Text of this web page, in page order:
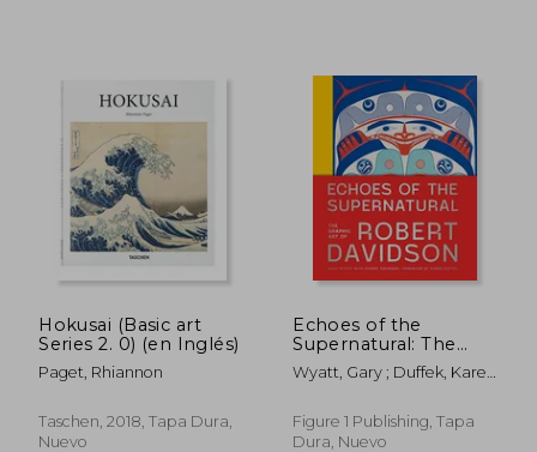
45% 45%
Hokusai (Basic art
Series 2. 0) (en Inglés)
Paget, Rhiannon
Taschen, 2018, Tapa Dura,
Nuevo
Echoes of the
Supernatural: The
Graphic art of Robert
Davidson (en Inglés)
Wyatt, Gary ; Duffek, Karen
Figure 1 Publishing, Tapa
Dura, Nuevo